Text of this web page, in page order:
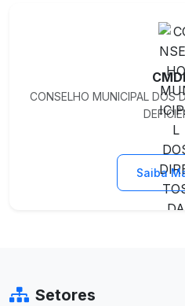
CONSELHO MUNICIPAL DOS
Saiba
Setores